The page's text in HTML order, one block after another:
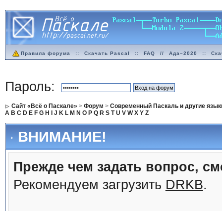
Правила форума :: Скачать Pascal :: FAQ // Ада–2020 ::
Пароль:
Сайт «Всё о Паскале» > Форум > Современный Паскаль и другие
A B C D E F G H J K L M N O P Q R S T U V W X Y Z
ВНИМАНИЕ!
Прежде чем задать вопрос,
Рекомендуем загрузить DRKB.